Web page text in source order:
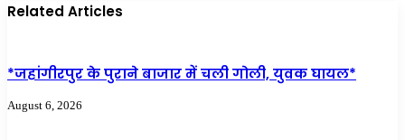
Related Articles
*जहांगीरपुर के पुराने बाजार में चली गोली, युवक घायल*
August 6, 2026